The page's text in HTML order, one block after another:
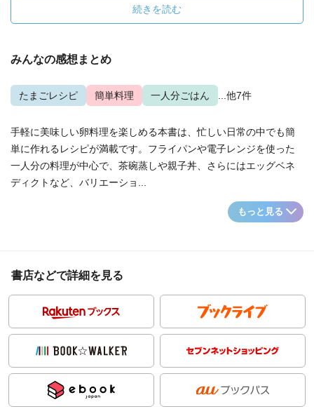
続きを読む
みんなの感想まとめ
たまごレシピ 簡単料理 一人分ごはん ...他7件
手軽に美味しい卵料理を楽しめる本書は、忙しい日常の中でも簡
単に作れるレシピが満載です。フライパンや電子レンジを使った
一人分の料理が中心で、茶碗蒸しや親子丼、さらにはエッグベネ
ディクトなど、バリエーショ...
もっと見る
書店などで詳細を見る